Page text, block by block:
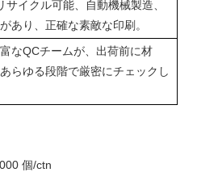
イクル可能、自動機械製造、
あり、正確な素敵な印刷。
なQCチームが、出荷前に材
らゆる段階で厳密にチェックし
個/ctn